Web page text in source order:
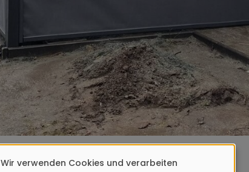
Wir verwenden Cookies und verarbeiten